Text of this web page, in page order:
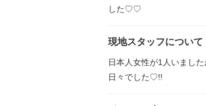
した♡♡
現地スタッフについて
日本人女性が1人いまし
日々でした♡!!